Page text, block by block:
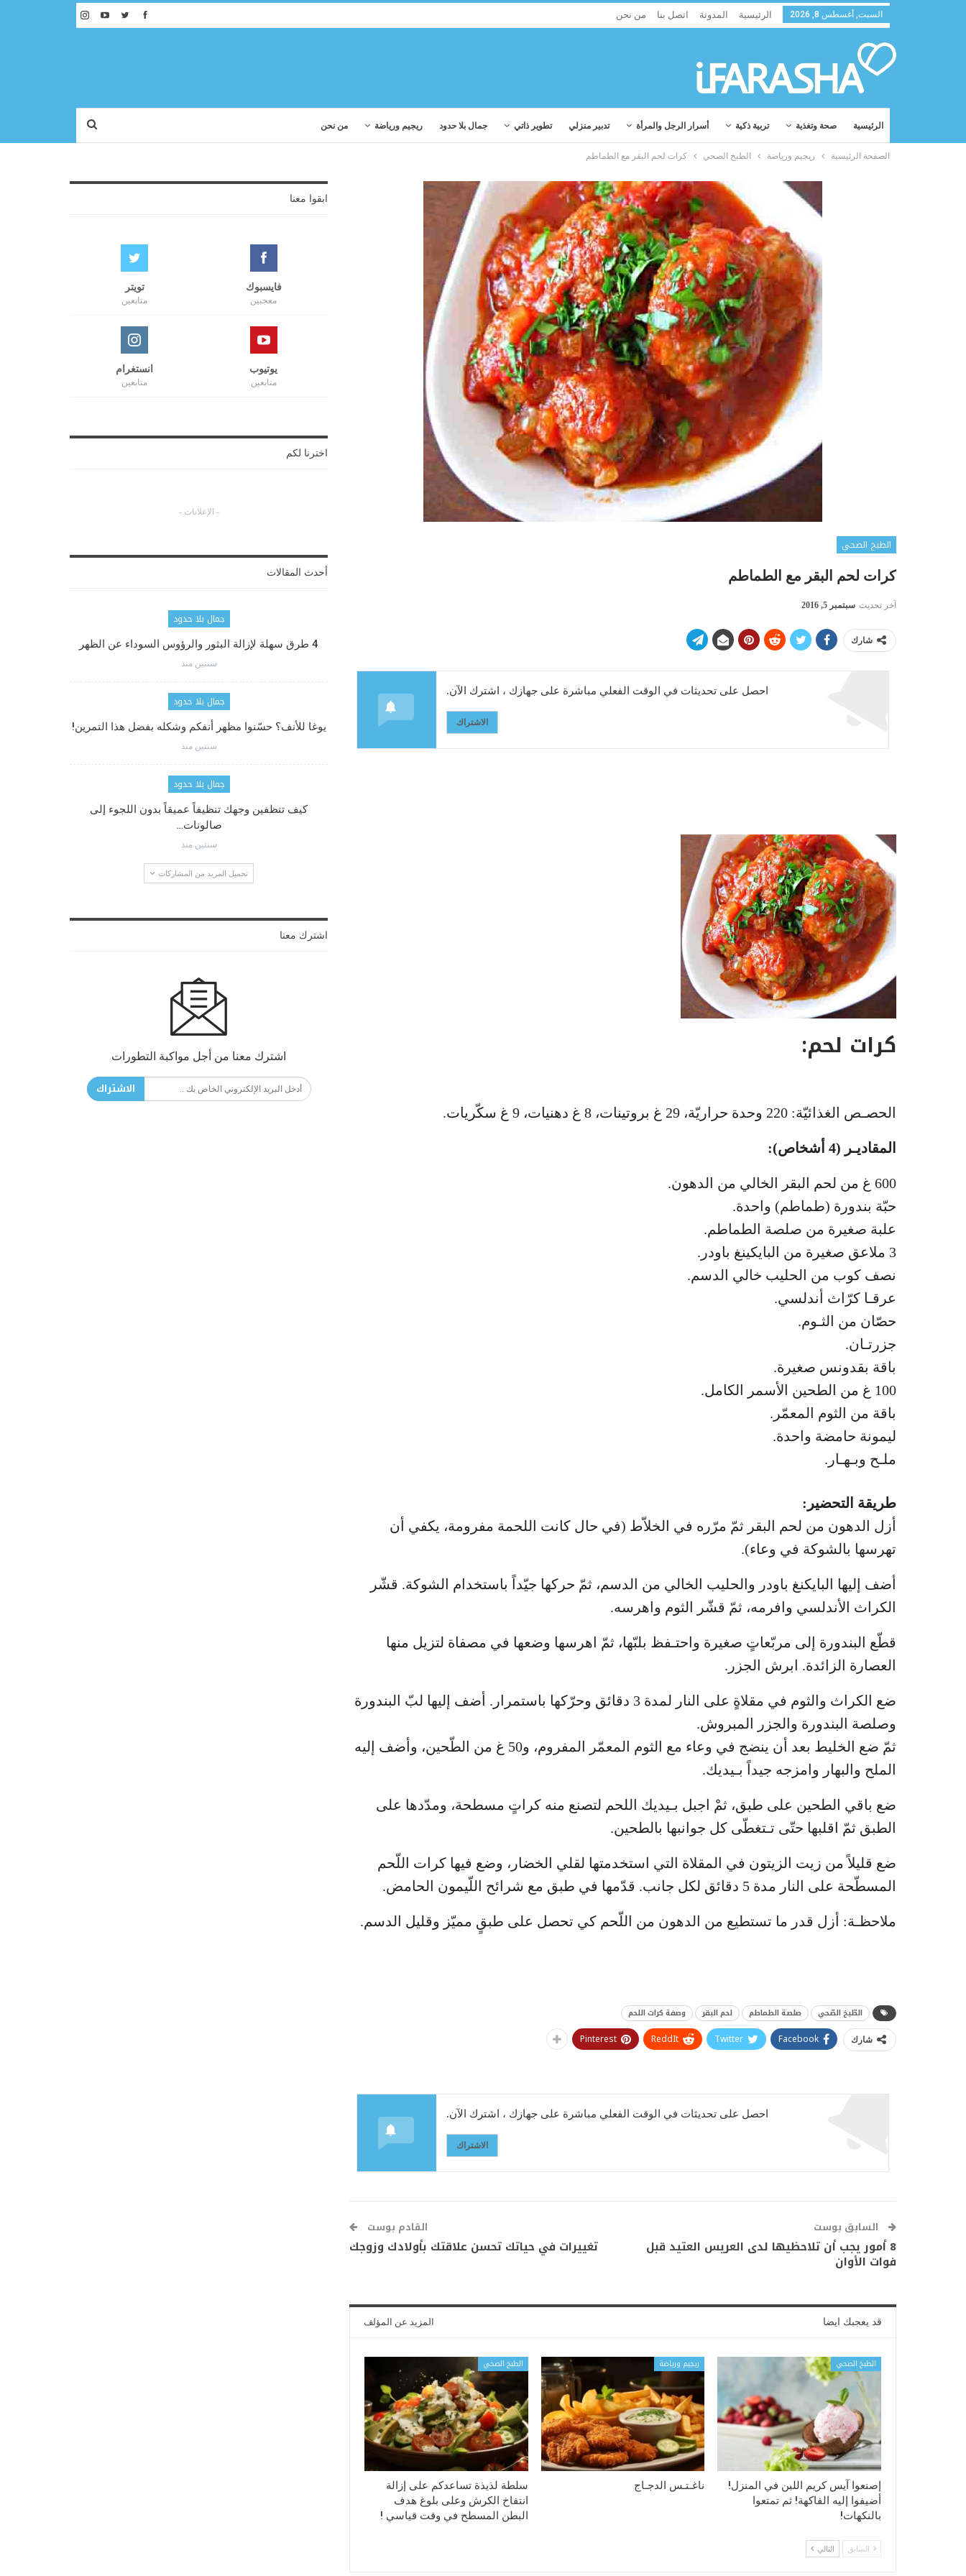
السبت, أغسطس 8, 2026 الرئيسية المدونة اتصل بنا من نحن
الرئيسية صحة وتغذية تربية ذكية أسرار الرجل والمرأة تدبير منزلي تطوير ذاتي جمال بلا حدود ريجيم ورياضة من نحن
الصفحة الرئيسية ريجيم ورياضة الطبخ الصحي كرات لحم البقر مع الطماطم
الطبخ الصحي
كرات لحم البقر مع الطماطم
آخر تحديث سبتمبر 5, 2016
شارك
احصل على تحديثات في الوقت الفعلي مباشرة على جهازك ، اشترك الآن.
الاشتراك
كرات لحم:
الحصـص الغذائيّة: 220 وحدة حراريّة، 29 غ بروتينات، 8 غ دهنيات، 9 غ سكّريات.
المقاديـر (4 أشخاص):
600 غ من لحم البقر الخالي من الدهون.
حبّة بندورة (طماطم) واحدة.
علبة صغيرة من صلصة الطماطم.
3 ملاعق صغيرة من البايكينغ باودر.
نصف كوب من الحليب خالي الدسم.
عرقـا كرّاث أندلسي.
حصّان من الثـوم.
جزرتـان.
باقة بقدونس صغيرة.
100 غ من الطحين الأسمر الكامل.
باقة من الثوم المعمّر.
ليمونة حامضة واحدة.
ملـح وبـهـار.
طريقة التحضير:
أزل الدهون من لحم البقر ثمّ مرّره في الخلاّط (في حال كانت اللحمة مفرومة، يكفي أن
تهرسها بالشوكة في وعاء).
أضف إليها البايكنغ باودر والحليب الخالي من الدسم، ثمّ حركها جيّداً باستخدام الشوكة. قشّر
الكراث الأندلسي وافرمه، ثمّ قشّر الثوم واهرسه.
قطّع البندورة إلى مربّعاتٍ صغيرة واحتـفظ بلبّها، ثمّ اهرسها وضعها في مصفاة لتزيل منها
العصارة الزائدة. ابرش الجزر.
ضع الكراث والثوم في مقلاةٍ على النار لمدة 3 دقائق وحرّكها باستمرار. أضف إليها لبّ البندورة
وصلصة البندورة والجزر المبروش.
ثمّ ضع الخليط بعد أن ينضج في وعاء مع الثوم المعمّر المفروم، و50 غ من الطّحين، وأضف إليه
الملح والبهار وامزجه جيداً بـيديك.
ضع باقي الطحين على طبق، ثمْ اجبل بـيديك اللحم لتصنع منه كراتٍ مسطحة، ومدّدها على
الطبق ثمّ اقلبها حتّى تـتغطّى كل جوانبها بالطحين.
ضع قليلاً من زيت الزيتون في المقلاة التي استخدمتها لقلي الخضار، وضع فيها كرات اللّحم
المسطّحة على النار مدة 5 دقائق لكل جانب. قدّمها في طبق مع شرائح اللّيمون الحامض.
ملاحظـة: أزل قدر ما تستطيع من الدهون من اللّحم كي تحصل على طبقٍ مميّز وقليل الدسم.
الطّبخ الصّحي صلصة الطماطم لحم البقر وصفة كرات اللحم
شارك Facebook
Twitter
ReddIt
Pinterest
احصل على تحديثات في الوقت الفعلي مباشرة على جهازك ، اشترك الآن.
الاشتراك
السابق بوست
8 أمور يجب أن تلاحظيها لدى العريس العتيد قبل
فوات الأوان
القادم بوست
تغييرات في حياتك تحسن علاقتك بأولادك وزوجك
قد يعجبك ايضا المزيد عن المؤلف
الطبخ الصحي
إصنعوا آيس كريم اللبن في المنزل!
أضيفوا إليه الفاكهة! ثم تمتعوا
بالنكهات!
ريجيم ورياضة
ناغـتـس الدجـاج
الطبخ الصحي
سلطة لذيذة تساعدكم على إزالة
انتفاخ الكرش وعلى بلوغ هدف
البطن المسطح في وقت قياسي !
السابق التالي
ابقوا معنا
فايسبوك
معجبين
تويتر
متابعين
يوتيوب
متابعين
انستغرام
متابعين
اخترنا لكم
- الإعلانات -
أحدث المقالات
جمال بلا حدود
4 طرق سهلة لإزالة البثور والرؤوس السوداء عن الظهر
سنتين منذ
جمال بلا حدود
يوغا للأنف؟ حسّنوا مظهر أنفكم وشكله بفضل هذا التمرين!
سنتين منذ
جمال بلا حدود
كيف تنظفين وجهك تنظيفاً عميقاً بدون اللجوء إلى
صالونات…
سنتين منذ
تحميل المزيد من المشاركات
اشترك معنا
اشترك معنا من أجل مواكبة التطورات
الاشتراك